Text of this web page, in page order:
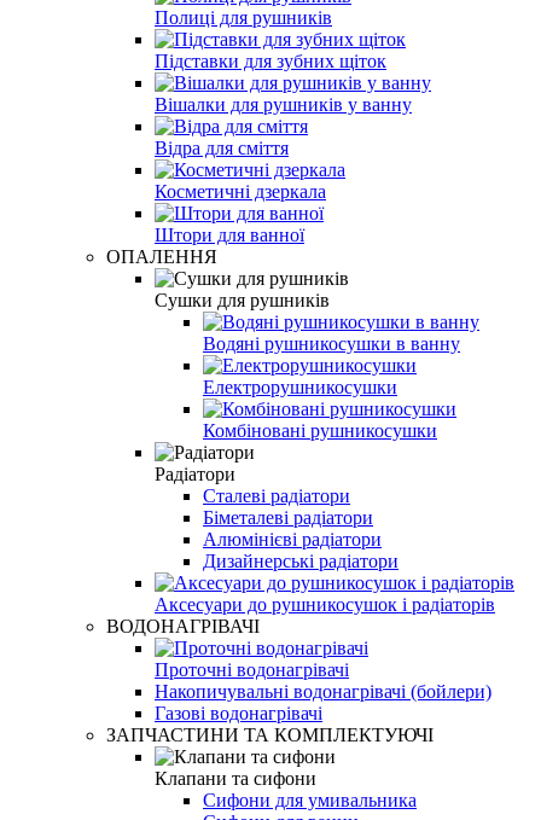
Полиці для рушників
Підставки для зубних щіток
Вішалки для рушників у ванну
Відра для сміття
Косметичні дзеркала
Штори для ванної
ОПАЛЕННЯ
Сушки для рушників
Водяні рушникосушки в ванну
Електрорушникосушки
Комбіновані рушникосушки
Радіатори
Сталеві радіатори
Біметалеві радіатори
Алюмінієві радіатори
Дизайнерські радіатори
Аксесуари до рушникосушок і радіаторів
ВОДОНАГРІВАЧІ
Проточні водонагрівачі
Накопичувальні водонагрівачі (бойлери)
Газові водонагрівачі
ЗАПЧАСТИНИ ТА КОМПЛЕКТУЮЧІ
Клапани та сифони
Сифони для умивальника